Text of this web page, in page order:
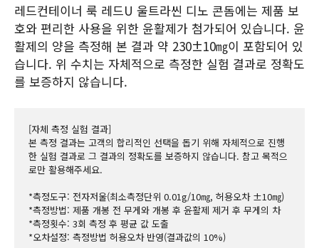
레드컨테이너 룩 레드U 울트라씬 디노 콘돔에는 제품 보
호와 편리한 사용을 위한 윤활제가 첨가되어 있습니다. 윤
활제의 양을 측정해 본 결과 약 230±10㎎이 포함되어 있
습니다. 위 수치는 자체적으로 측정한 실험 결과로 정확도
를 보증하지 않습니다.
[자체 측정 실험 결과]
본 측정 결과는 고객의 합리적인 선택을 돕기 위해 자체적으로 진행
한 실험 결과로 그 결과의 정확도를 보증하지 않습니다. 참고 목적으
로만 활용해주세요.
*측정도구: 전자저울(최소측정단위 0.01g/10㎎, 허용오차 ±10㎎)
*측정방법: 제품 개봉 전 무게와 개봉 후 윤활제 제거 후 무게의 차
*측정횟수: 3회 측정 후 평균 값 도출
*오차설정: 측정방법 허용오차 반영(결과값의 10%)